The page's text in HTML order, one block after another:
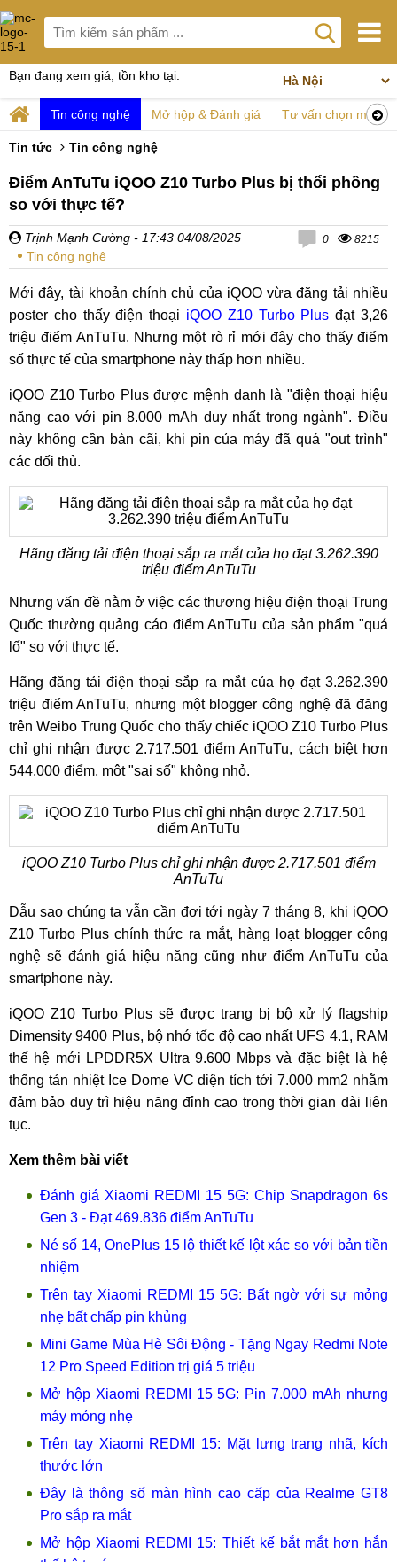
Bạn đang xem giá, tồn kho tại:
Tin công nghệ Mở hộp & Đánh giá Tư vấn chọn mua
Tin tức Tin công nghệ
Điểm AnTuTu iQOO Z10 Turbo Plus bị thổi phồng
so với thực tế?
Trịnh Mạnh Cường - 17:43 04/08/2025
Tin công nghệ
0 8215
Mới đây, tài khoản chính chủ của iQOO vừa đăng tải nhiều
poster cho thấy điện thoại iQOO Z10 Turbo Plus đạt 3,26
triệu điểm AnTuTu. Nhưng một rò rỉ mới đây cho thấy điểm
số thực tế của smartphone này thấp hơn nhiều.
iQOO Z10 Turbo Plus được mệnh danh là "điện thoại hiệu
năng cao với pin 8.000 mAh duy nhất trong ngành". Điều
này không cần bàn cãi, khi pin của máy đã quá "out trình"
các đối thủ.
Hãng đăng tải điện thoại sắp ra mắt của họ đạt 3.262.390
triệu điểm AnTuTu
Nhưng vấn đề nằm ở việc các thương hiệu điện thoại Trung
Quốc thường quảng cáo điểm AnTuTu của sản phẩm "quá
lố" so với thực tế.
Hãng đăng tải điện thoại sắp ra mắt của họ đạt 3.262.390
triệu điểm AnTuTu, nhưng một blogger công nghệ đã đăng
trên Weibo Trung Quốc cho thấy chiếc iQOO Z10 Turbo Plus
chỉ ghi nhận được 2.717.501 điểm AnTuTu, cách biệt hơn
544.000 điểm, một "sai số" không nhỏ.
iQOO Z10 Turbo Plus chỉ ghi nhận được 2.717.501 điểm
AnTuTu
Dẫu sao chúng ta vẫn cần đợi tới ngày 7 tháng 8, khi iQOO
Z10 Turbo Plus chính thức ra mắt, hàng loạt blogger công
nghệ sẽ đánh giá hiệu năng cũng như điểm AnTuTu của
smartphone này.
iQOO Z10 Turbo Plus sẽ được trang bị bộ xử lý flagship
Dimensity 9400 Plus, bộ nhớ tốc độ cao nhất UFS 4.1, RAM
thế hệ mới LPDDR5X Ultra 9.600 Mbps và đặc biệt là hệ
thống tản nhiệt Ice Dome VC diện tích tới 7.000 mm2 nhằm
đảm bảo duy trì hiệu năng đỉnh cao trong thời gian dài liên
tục.
Xem thêm bài viết
Đánh giá Xiaomi REDMI 15 5G: Chip Snapdragon 6s
Gen 3 - Đạt 469.836 điểm AnTuTu
Né số 14, OnePlus 15 lộ thiết kế lột xác so với bản tiền
nhiệm
Trên tay Xiaomi REDMI 15 5G: Bất ngờ với sự mỏng
nhẹ bất chấp pin khủng
Mini Game Mùa Hè Sôi Động - Tặng Ngay Redmi Note
12 Pro Speed Edition trị giá 5 triệu
Mở hộp Xiaomi REDMI 15 5G: Pin 7.000 mAh nhưng
máy mỏng nhẹ
Trên tay Xiaomi REDMI 15: Mặt lưng trang nhã, kích
thước lớn
Đây là thông số màn hình cao cấp của Realme GT8
Pro sắp ra mắt
Mở hộp Xiaomi REDMI 15: Thiết kế bắt mắt hơn hẳn